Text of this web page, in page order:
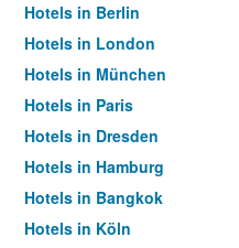
Hotels in Berlin
Hotels in London
Hotels in München
Hotels in Paris
Hotels in Dresden
Hotels in Hamburg
Hotels in Bangkok
Hotels in Köln